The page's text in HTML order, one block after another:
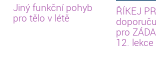
Jiný funkční pohyb
pro tělo v létě
ŘÍKEJ
pro
12. lekce